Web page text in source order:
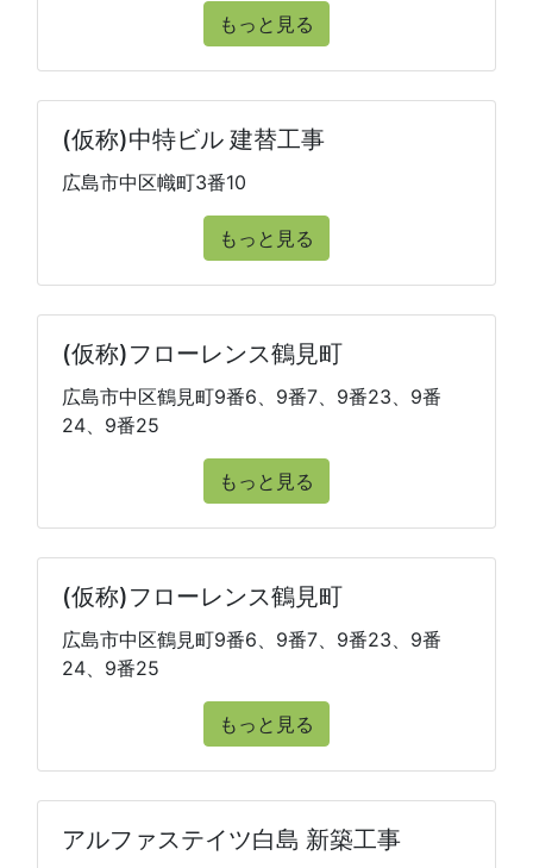
もっと見る
(仮称)中特ビル 建替工事
広島市中区幟町3番10
もっと見る
(仮称)フローレンス鶴見町
広島市中区鶴見町9番6、9番7、9番23、9番
24、9番25
もっと見る
(仮称)フローレンス鶴見町
広島市中区鶴見町9番6、9番7、9番23、9番
24、9番25
もっと見る
アルファステイツ白島 新築工事